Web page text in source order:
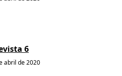
6
abril de 2020